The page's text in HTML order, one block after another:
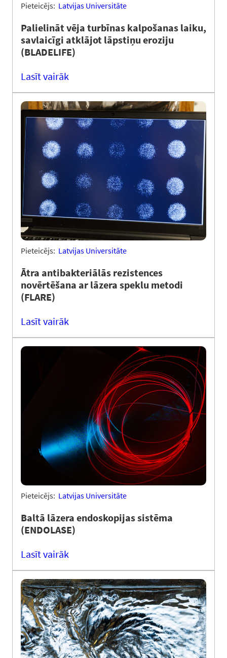
Pieteicējs: Latvijas Universitāte
Palielināt vēja turbīnas kalpošanas laiku,
savlaicīgi atklājot lāpstiņu eroziju
(BLADELIFE)
Lasīt vairāk
Pieteicējs: Latvijas Universitāte
Ātra antibakteriālās rezistences
novērtēšana ar lāzera speklu metodi
(FLARE)
Lasīt vairāk
Pieteicējs: Latvijas Universitāte
Baltā lāzera endoskopijas sistēma
(ENDOLASE)
Lasīt vairāk